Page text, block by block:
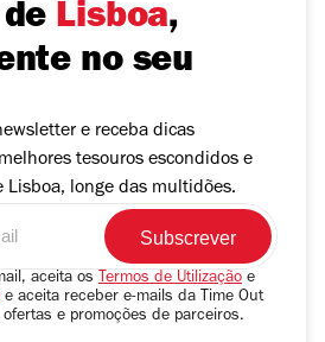
Lisboa,
no seu
e receba dicas
tesouros escondidos e
Lisboa, longe das multidões.
aceita os Termos de Utilização e
e aceita receber e-mails da Time Out
e promoções de parceiros.